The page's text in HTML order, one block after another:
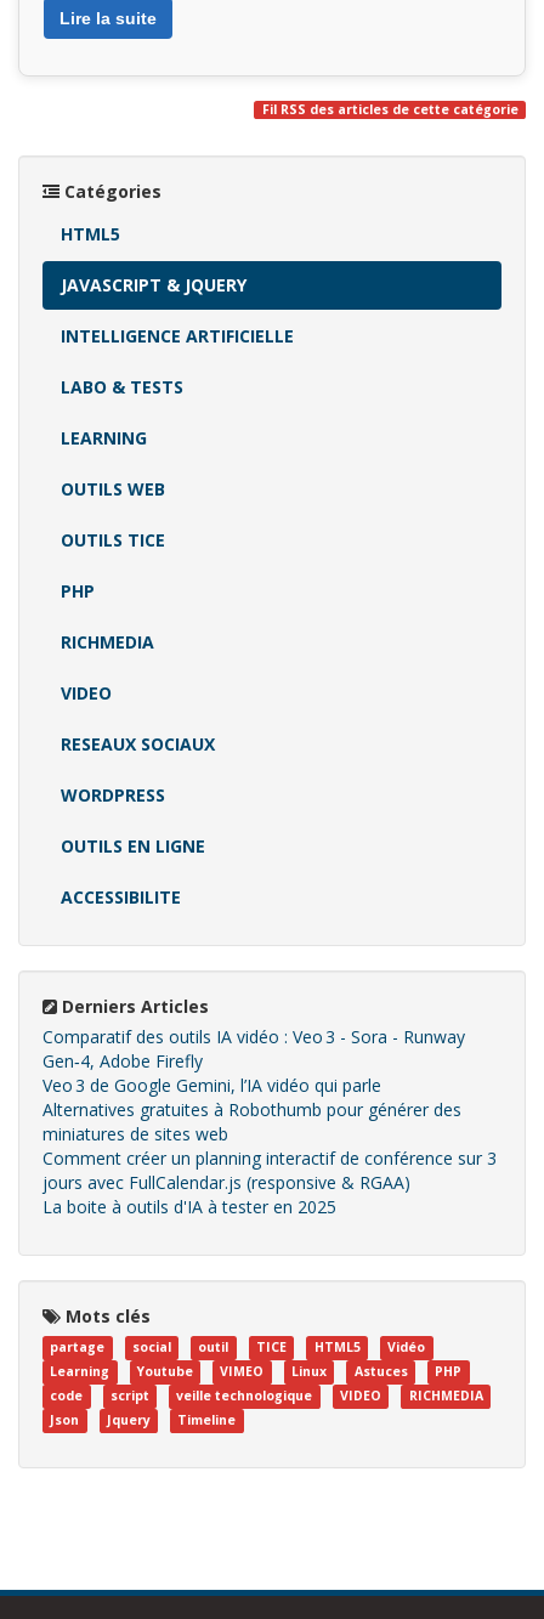
Lire la suite
Fil RSS des articles de cette catégorie
Catégories
HTML5
JAVASCRIPT & JQUERY
INTELLIGENCE ARTIFICIELLE
LABO & TESTS
LEARNING
OUTILS WEB
OUTILS TICE
PHP
RICHMEDIA
VIDEO
RESEAUX SOCIAUX
WORDPRESS
OUTILS EN LIGNE
ACCESSIBILITE
Derniers Articles
Comparatif des outils IA vidéo : Veo 3 - Sora - Runway
Gen‑4, Adobe Firefly
Veo 3 de Google Gemini, l’IA vidéo qui parle
Alternatives gratuites à Robothumb pour générer des
miniatures de sites web
Comment créer un planning interactif de conférence sur 3
jours avec FullCalendar.js (responsive & RGAA)
La boite à outils d'IA à tester en 2025
Mots clés
partage social outil TICE HTML5
Vidéo
Learning
Youtube VIMEO Linux Astuces
PHP
code
script veille technologique VIDEO
RICHMEDIA
Json
Jquery Timeline